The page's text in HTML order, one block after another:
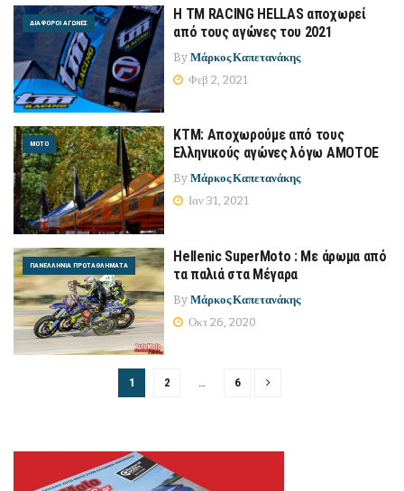
ΔΙΆΦΟΡΟΙ ΑΓΏΝΕΣ
H TM RACING HELLAS αποχωρεί
από τους αγώνες του 2021
By Μάρκος Καπετανάκης
Φεβ 2, 2021
MOTO
KTM: Αποχωρούμε από τους
Ελληνικούς αγώνες λόγω ΑΜΟΤΟΕ
By Μάρκος Καπετανάκης
Ιαν 31, 2021
ΠΑΝΕΛΛΉΝΙΑ ΠΡΩΤΑΘΛΉΜΑΤΑ
Hellenic SuperMoto : Με άρωμα από
τα παλιά στα Μέγαρα
By Μάρκος Καπετανάκης
Οκτ 26, 2020
1 2 … 6